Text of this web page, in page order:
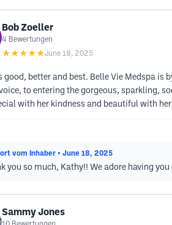
Bob Zoeller
4 Bewertungen
★★★★★June 18, 2025
good, better and best. Belle Vie Medspa
to entering the gorgeous, sparkling,
with her kindness and beautiful with her
vom Inhaber • June 18, 2025
you so much, Kathy!! We adore having
Sammy Jones